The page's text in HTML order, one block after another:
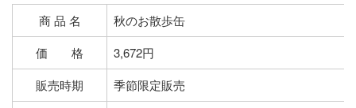
商 品 名
秋のお散歩缶
価 格
3,672円
販売時期
季節限定販売